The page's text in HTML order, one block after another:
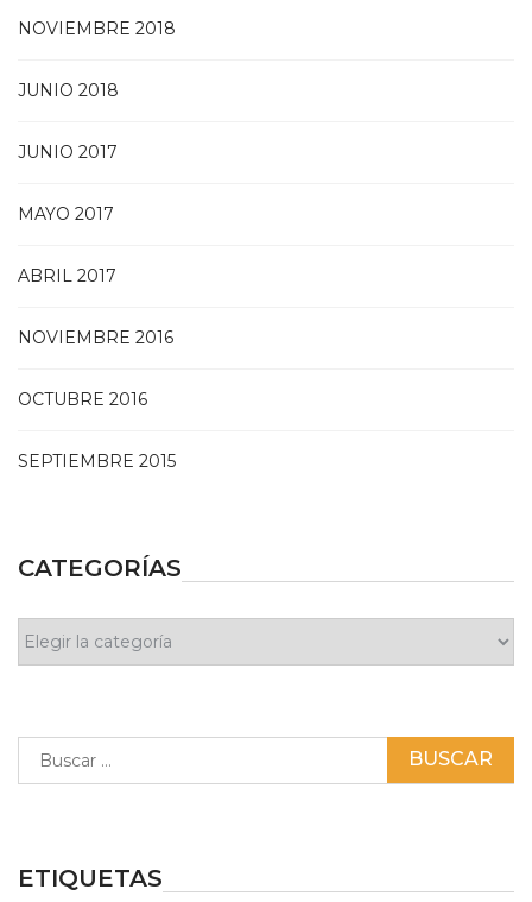
NOVIEMBRE 2018
JUNIO 2018
JUNIO 2017
MAYO 2017
ABRIL 2017
NOVIEMBRE 2016
OCTUBRE 2016
SEPTIEMBRE 2015
CATEGORÍAS
ETIQUETAS